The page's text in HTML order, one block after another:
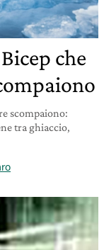
che
scompaiono:
tra ghiaccio,